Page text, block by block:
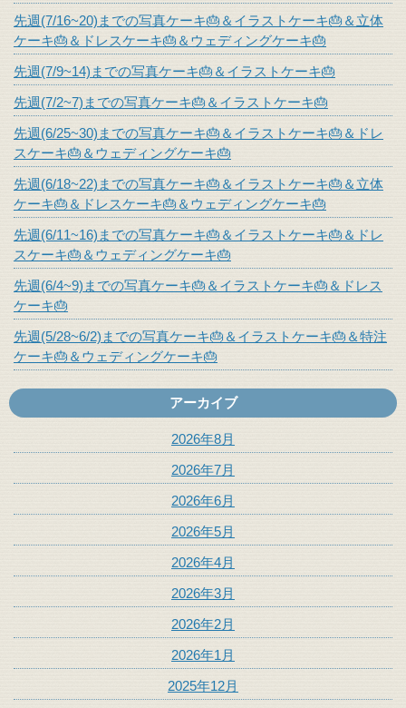
先週(7/16~20)までの写真ケーキ🎂＆イラストケーキ🎂＆立体
ケーキ🎂＆ドレスケーキ🎂＆ウェディングケーキ🎂
先週(7/9~14)までの写真ケーキ🎂＆イラストケーキ🎂
先週(7/2~7)までの写真ケーキ🎂＆イラストケーキ🎂
先週(6/25~30)までの写真ケーキ🎂＆イラストケーキ🎂＆ドレ
スケーキ🎂＆ウェディングケーキ🎂
先週(6/18~22)までの写真ケーキ🎂＆イラストケーキ🎂＆立体
ケーキ🎂＆ドレスケーキ🎂＆ウェディングケーキ🎂
先週(6/11~16)までの写真ケーキ🎂＆イラストケーキ🎂＆ドレ
スケーキ🎂＆ウェディングケーキ🎂
先週(6/4~9)までの写真ケーキ🎂＆イラストケーキ🎂＆ドレス
ケーキ🎂
先週(5/28~6/2)までの写真ケーキ🎂＆イラストケーキ🎂＆特注
ケーキ🎂＆ウェディングケーキ🎂
アーカイブ
2026年8月
2026年7月
2026年6月
2026年5月
2026年4月
2026年3月
2026年2月
2026年1月
2025年12月